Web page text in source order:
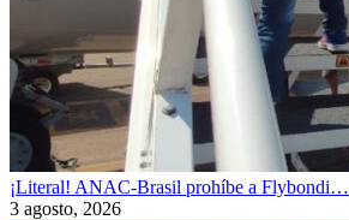
¡Literal! ANAC-Brasil prohíbe a Flybondi…
3 agosto, 2026